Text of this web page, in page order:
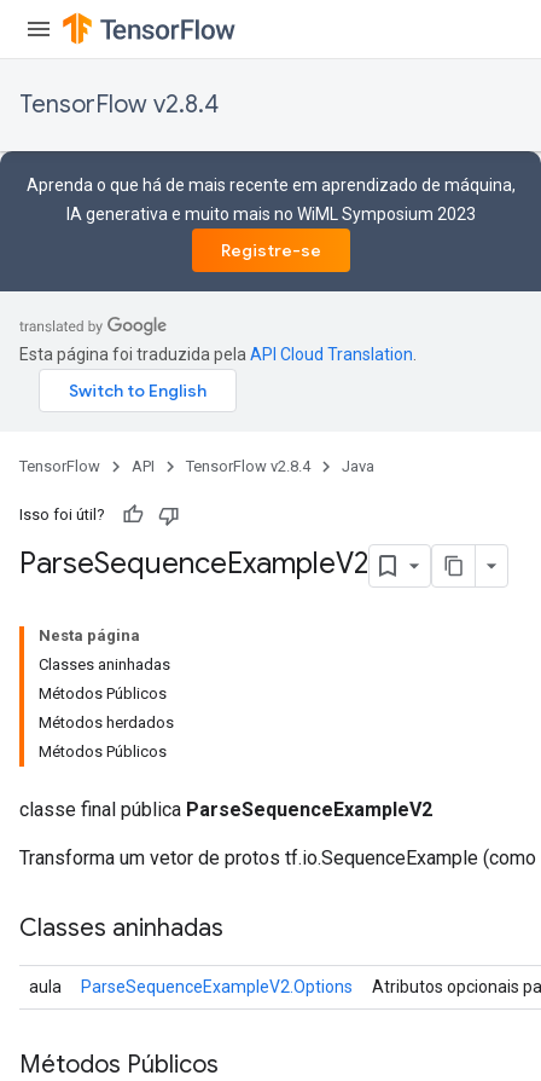
TensorFlow v2.8.4
Aprenda o que há de mais recente em aprendizado de máquina,
IA generativa e muito mais no WiML Symposium 2023
Registre-se
Esta página foi traduzida pela API Cloud Translation
TensorFlow API TensorFlow v2.8.4 Java
Isso foi útil?
ParseSequenceExampleV2
Nesta página
Classes aninhadas
Métodos Públicos
Métodos herdados
Métodos Públicos
classe final pública ParseSequenceExampleV2
Transforma um vetor de protos tf.io.SequenceExample
Classes aninhadas
aula ParseSequenceExampleV2.Options Atributos opcionais
Métodos Públicos